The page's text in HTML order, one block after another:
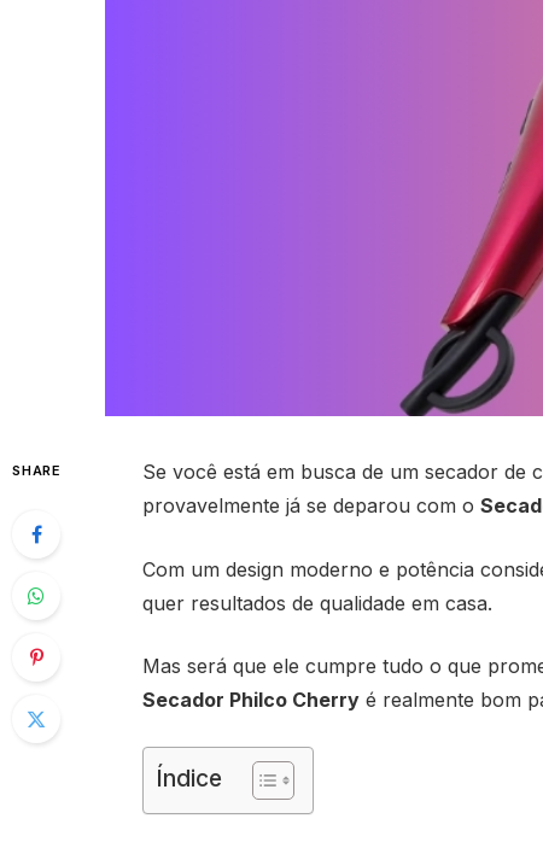
SHARE
Se você está em busca de um secador
provavelmente já se deparou com o
Com um design moderno e potência
quer resultados de qualidade em casa.
Mas será que ele cumpre tudo o que
Secador Philco Cherryé realmente bom
Índice